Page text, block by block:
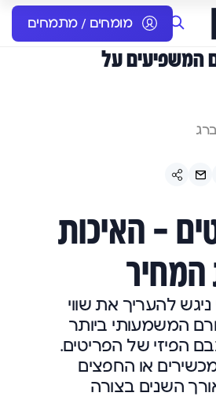
מומחים / מתמחים
המשפיעים על
– האיכות
להעריך את שווי
המשמעותי ביותר
הפיזי של הפריטים.
או החפצים
השנים בצורה